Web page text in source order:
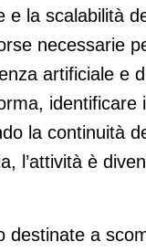
e la scalabilità
necessarie
artificiale e
identificare
la continuità
l’attività è
destinate a